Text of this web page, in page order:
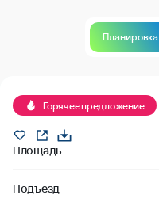
Планировка
Горячее предложение
Площадь
Подъезд